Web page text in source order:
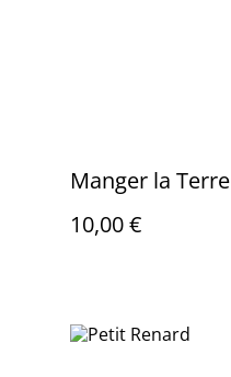
Manger la Terre
10,00 €